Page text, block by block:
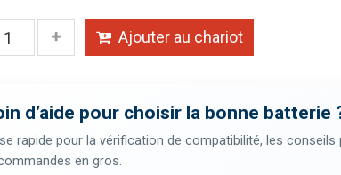
Ajouter au chariot
d’aide pour choisir la bonne batterie
rapide pour la vérification de compatibilité, les conseils
en gros.